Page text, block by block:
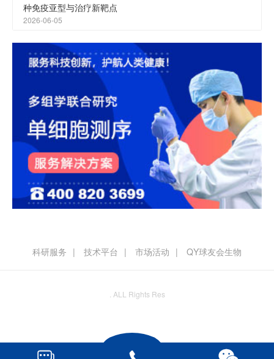
种免疫亚型与治疗新靶点
2026-06-05
科研服务 技术平台 市场活动 QY球友会生物
. ALL Rights Res